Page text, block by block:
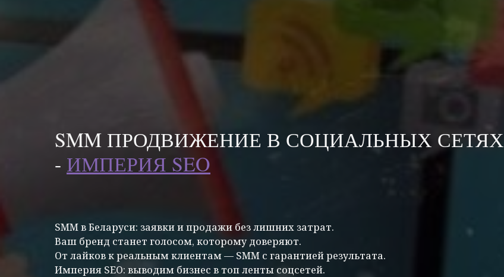
SMM ПРОДВИЖЕНИЕ В СОЦИАЛЬНЫХ СЕТЯХ
- ИМПЕРИЯ SEO
SMM в Беларуси: заявки и продажи без лишних затрат.
Ваш бренд станет голосом, которому доверяют.
От лайков к реальным клиентам — SMM с гарантией результата.
Империя SEO: выводим бизнес в топ ленты соцсетей.